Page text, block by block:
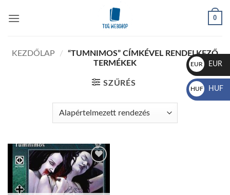
0
KEZDŐLAP /
“TUMNIMOS” CÍMKÉVEL RENDELKEZŐ
TERMÉKEK
SZŰRÉS
Add to
wishlist
EUR
€
EUR
HUF
Ft
HUF